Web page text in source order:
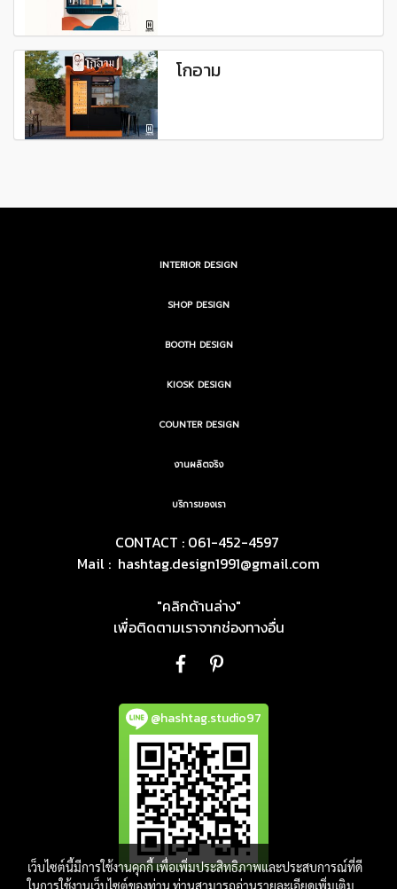
โกอาม
INTERIOR DESIGN
SHOP DESIGN
BOOTH DESIGN
KIOSK DESIGN
COUNTER DESIGN
งานผลิตจริง
บริการของเรา
CONTACT : 061-452-4597
Mail : hashtag.design1991@gmail.com
"คลิกด้านล่าง"
เพื่อติดตามเราจากช่องทางอื่น
@hashtag.studio97
เว็บไซต์นี้มีการใช้งานคุกกี้ เพื่อเพิ่มประสิทธิภาพและประสบการณ์ที่ดี
ในการใช้งานเว็บไซต์ของท่าน ท่านสามารถอ่านรายละเอียดเพิ่มเติม